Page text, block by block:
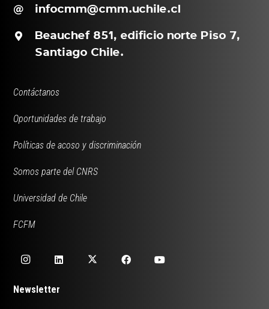
infocmm@cmm.uchile.cl
Beauchef 851, edificio norte Piso 7,
Santiago Chile.
Contáctanos
Oportunidades de trabajo
Políticas de acoso y discriminación
Somos parte del CNRS
Universidad de Chile
FCFM
Newsletter